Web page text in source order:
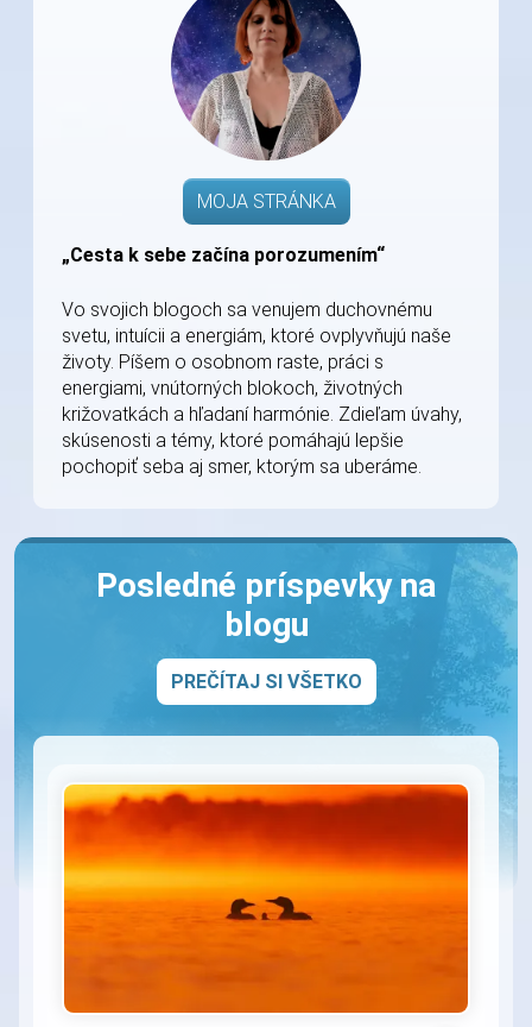
MOJA STRÁNKA
„Cesta k sebe začína porozumením“
Vo svojich blogoch sa venujem duchovnému
svetu, intuícii a energiám, ktoré ovplyvňujú naše
životy. Píšem o osobnom raste, práci s
energiami, vnútorných blokoch, životných
križovatkách a hľadaní harmónie. Zdieľam úvahy,
skúsenosti a témy, ktoré pomáhajú lepšie
pochopiť seba aj smer, ktorým sa uberáme.
Posledné príspevky na
blogu
PREČÍTAJ SI VŠETKO